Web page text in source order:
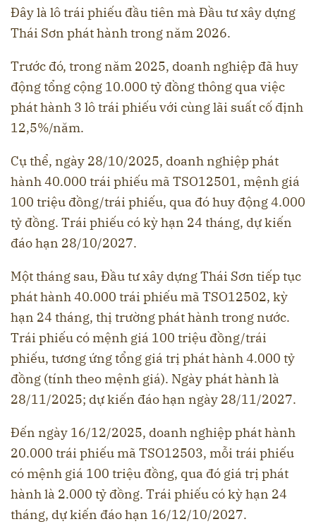
Đây là lô trái phiếu đầu tiên mà Đầu tư xây dựng
Thái Sơn phát hành trong năm 2026.
Trước đó, trong năm 2025, doanh nghiệp đã huy
động tổng cộng 10.000 tỷ đồng thông qua việc
phát hành 3 lô trái phiếu với cùng lãi suất cố định
12,5%/năm.
Cụ thể, ngày 28/10/2025, doanh nghiệp phát
hành 40.000 trái phiếu mã TSO12501, mệnh giá
100 triệu đồng/trái phiếu, qua đó huy động 4.000
tỷ đồng. Trái phiếu có kỳ hạn 24 tháng, dự kiến
đáo hạn 28/10/2027.
Một tháng sau, Đầu tư xây dựng Thái Sơn tiếp tục
phát hành 40.000 trái phiếu mã TSO12502, kỳ
hạn 24 tháng, thị trường phát hành trong nước.
Trái phiếu có mệnh giá 100 triệu đồng/trái
phiếu, tương ứng tổng giá trị phát hành 4.000 tỷ
đồng (tính theo mệnh giá). Ngày phát hành là
28/11/2025; dự kiến đáo hạn ngày 28/11/2027.
Đến ngày 16/12/2025, doanh nghiệp phát hành
20.000 trái phiếu mã TSO12503, mỗi trái phiếu
có mệnh giá 100 triệu đồng, qua đó giá trị phát
hành là 2.000 tỷ đồng. Trái phiếu có kỳ hạn 24
tháng, dự kiến đáo hạn 16/12/10/2027.